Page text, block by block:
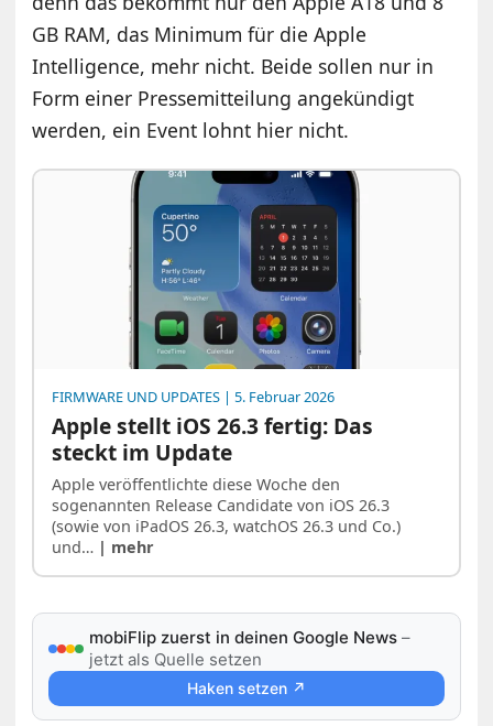
GB RAM, das Minimum für die Apple
Intelligence, mehr nicht. Beide sollen nur in
Form einer Pressemitteilung angekündigt
werden, ein Event lohnt hier nicht.
FIRMWARE UND UPDATES | 5. Februar 2026
Apple stellt iOS 26.3 fertig: Das
steckt im Update
Apple veröffentlichte diese Woche den
sogenannten Release Candidate von iOS 26.3
(sowie von iPadOS 26.3, watchOS 26.3 und Co.)
und… | mehr
mobiFlip zuerst in deinen Google News –
jetzt als Quelle setzen
Haken setzen ↗